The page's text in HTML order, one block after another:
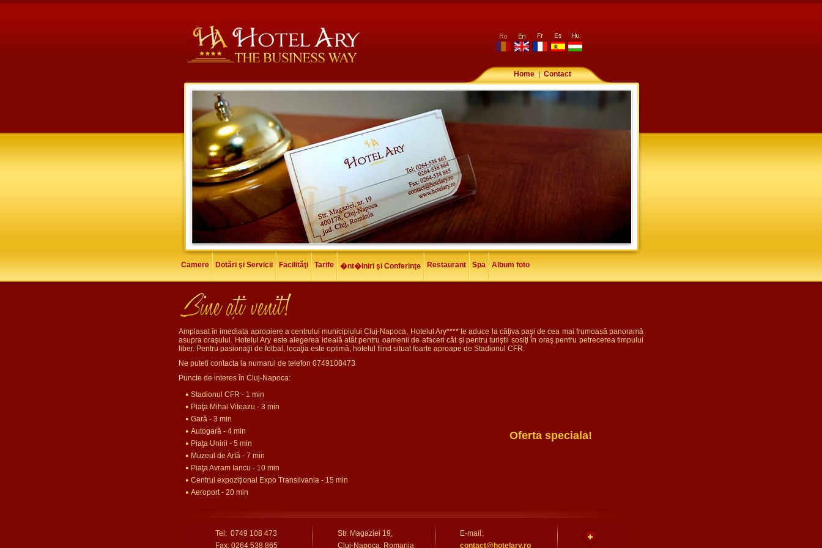
Contact
|
Home
Camere Dotări şi Servicii Facilităţi Tarife �nt�lniri şi Conferinţe Restaurant Spa Album foto
Amplasat în imediata apropiere a centrului municipiului Cluj-Napoca, Hotelul Ary**** te aduce la câţiva paşi de cea mai frumoasă panoramă
asupra oraşului. Hotelul Ary este alegerea ideală atât pentru oamenii de afaceri cât şi pentru turiştii sosiţi în oraş pentru petrecerea timpului
liber. Pentru pasionaţii de fotbal, locaţia este optimă, hotelul fiind situat foarte aproape de Stadionul CFR.
Ne puteti contacta la numarul de telefon 0749108473
Puncte de interes în Cluj-Napoca:
Stadionul CFR - 1 min
Piaţa Mihai Viteazu - 3 min
Gară - 3 min
Autogară - 4 min
Piaţa Unirii - 5 min
Muzeul de Artă - 7 min
Piaţa Avram Iancu - 10 min
Centrul expoziţional Expo Transilvania - 15 min
Aeroport - 20 min
Oferta speciala!
Tel: 0749 108 473
Fax: 0264 538 865
Str. Magaziei 19,
Cluj-Napoca, Romania
E-mail:
contact@hotelary.ro